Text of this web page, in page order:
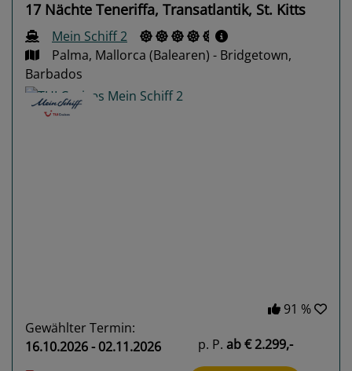
17 Nächte Teneriffa, Transatlantik, St. Kitts
Mein Schiff 2
Palma, Mallorca (Balearen) - Bridgetown,
Barbados
91 %
Gewählter Termin:
16.10.2026 - 02.11.2026
p. P. ab€ 2.299,-